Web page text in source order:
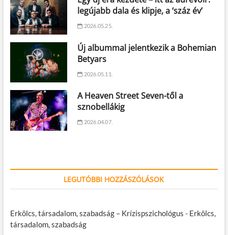
legújabb dala és klipje, a ‘száz év’
2026.05.25.
Új albummal jelentkezik a Bohemian
Betyars
2026.05.11.
A Heaven Street Seven-től a
sznobellákig
2026.04.07.
LEGUTÓBBI HOZZÁSZÓLÁSOK
Erkölcs, társadalom, szabadság – Krízispszichológus - Erkölcs,
társadalom, szabadság